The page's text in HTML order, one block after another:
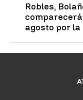
Robles,
agosto por la